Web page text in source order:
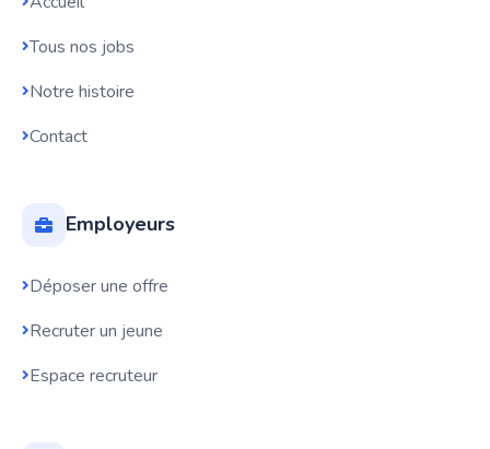
Tous nos jobs
Notre histoire
Contact
Employeurs
Déposer une offre
Recruter un jeune
Espace recruteur